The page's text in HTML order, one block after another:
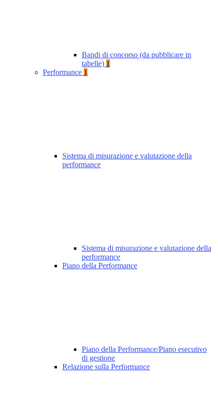
Bandi di concorso (da pubblicare in
tabelle) 1
Performance 1
Sistema di misurazione e valutazione della
performance
Sistema di misurazione e valutazione della
performance
Piano della Performance
Piano della Performance/Piano esecutivo
di gestione
Relazione sulla Performance